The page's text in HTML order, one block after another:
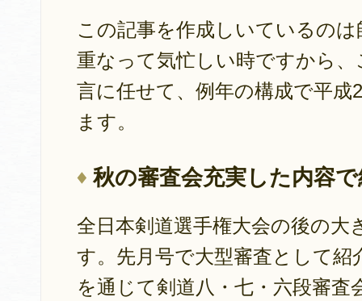
この記事を作成しいているの
重なって気忙しい時ですから
言に任せて、例年の構成で平
ます。
秋の審査会充実した内容
全日本剣道選手権大会の後の大
す。先月号で大型審査として
を通じて剣道八・七・六段審